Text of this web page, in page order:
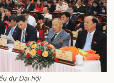
dự Đại hội